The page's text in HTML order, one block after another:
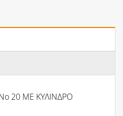
20 ΜΕ ΚΥΛΙΝΔΡΟ